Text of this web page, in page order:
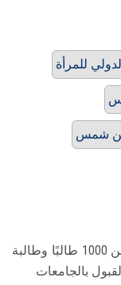
للمرأة
شمس
معامل التنسيق الإلكتروني تستقبل أكثر من 1000 طالبًا وطالبة
بالجامعات